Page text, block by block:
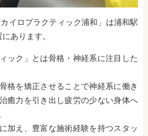
カイロプラクティック浦和」は浦和駅
あります。
ック」とは骨格・神経系に注目した
格を矯正させることで神経系に働き
癒力を引き出し疲労の少ない身体へ
加え、豊富な施術経験を持つスタッ